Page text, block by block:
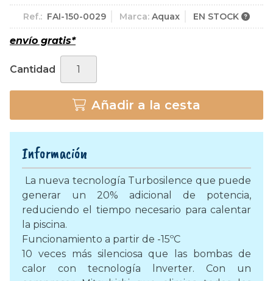
Ref.: FAI-150-0029 Marca: Aquax EN STOCK
envío gratis*
Cantidad
Añadir a la cesta
Información
La nueva tecnología Turbosilence que puede
generar un 20% adicional de potencia,
reduciendo el tiempo necesario para calentar
la piscina.
Funcionamiento a partir de -15ºC
10 veces más silenciosa que las bombas de
calor con tecnología lnverter. Con un